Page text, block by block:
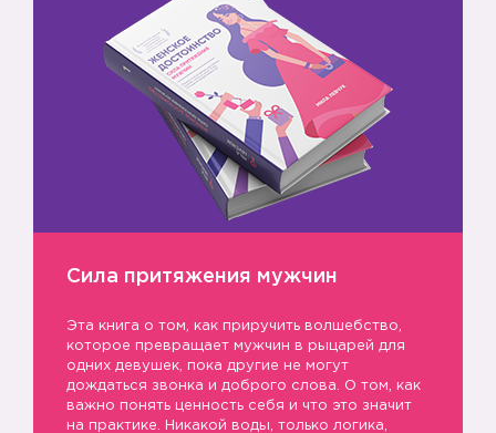
Сила притяжения мужчин
Эта книга о том, как приручить волшебство,
которое превращает мужчин в рыцарей для
одних девушек, пока другие не могут
дождаться звонка и доброго слова. О том, как
важно понять ценность себя и что это значит
на практике. Никакой воды, только логика,